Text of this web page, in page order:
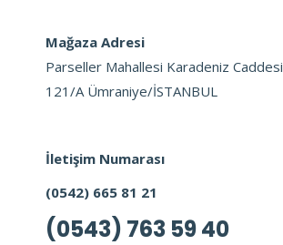
Mağaza Adresi
Parseller Mahallesi Karadeniz Caddesi
121/A Ümraniye/İSTANBUL
İletişim Numarası
(0542) 665 81 21
(0543) 763 59 40